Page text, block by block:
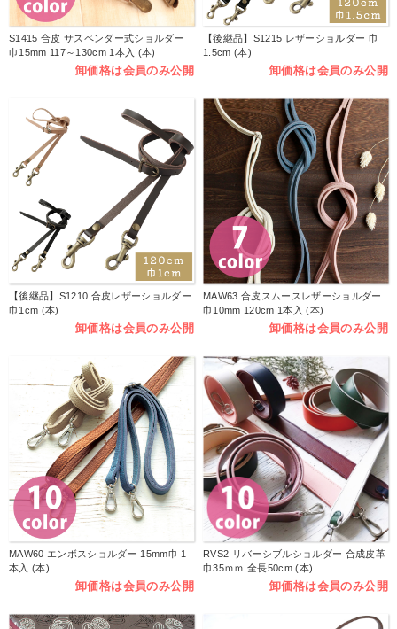
S1415 合皮 サスペンダー式ショルダー
巾15mm 117～130cm 1本入 (本)
卸価格は会員のみ公開
【後継品】S1215 レザーショルダー 巾
1.5cm (本)
卸価格は会員のみ公開
【後継品】S1210 合皮レザーショルダー
巾1cm (本)
卸価格は会員のみ公開
MAW63 合皮スムースレザーショルダー
巾10mm 120cm 1本入 (本)
卸価格は会員のみ公開
MAW60 エンボスショルダー 15mm巾 1
本入 (本)
卸価格は会員のみ公開
RVS2 リバーシブルショルダー 合成皮革
巾35ｍｍ 全長50cm (本)
卸価格は会員のみ公開